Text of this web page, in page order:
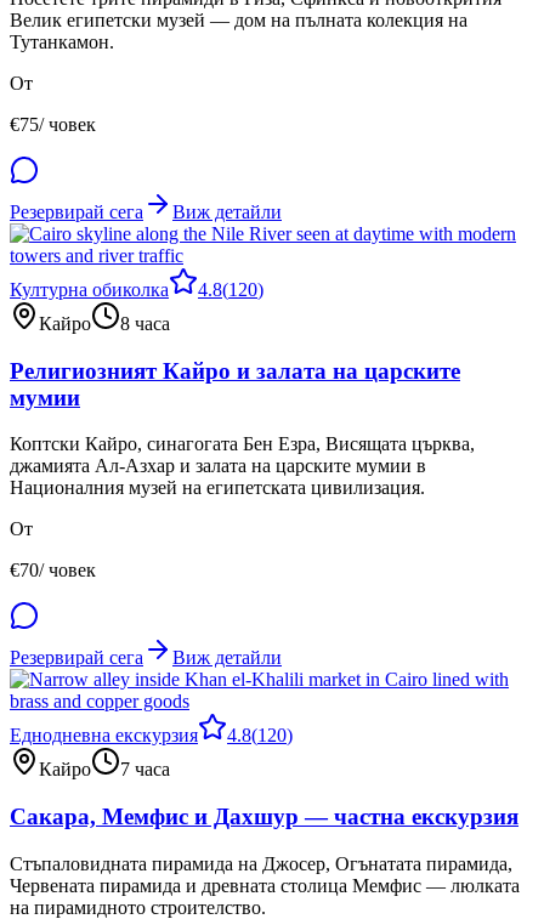
Велик египетски музей — дом на пълната колекция на
Тутанкамон.
От
€75/ човек
Резервирай сега Виж детайли
Културна обиколка 4.8(120)
Кайро
8 часа
Религиозният Кайро и залата на царските
мумии
Коптски Кайро, синагогата Бен Езра, Висящата църква,
джамията Ал-Азхар и залата на царските мумии в
Националния музей на египетската цивилизация.
От
€70/ човек
Резервирай сега Виж детайли
Еднодневна екскурзия 4.8(120)
Кайро
7 часа
Сакара, Мемфис и Дахшур — частна екскурзия
Стъпаловидната пирамида на Джосер, Огънатата пирамида,
Червената пирамида и древната столица Мемфис — люлката
на пирамидното строителство.